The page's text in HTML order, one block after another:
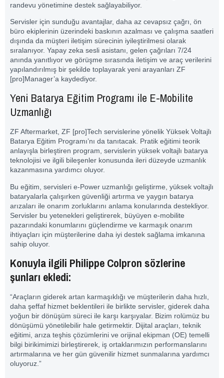
randevu yönetimine destek sağlayabiliyor.
Servisler için sunduğu avantajlar, daha az cevapsız çağrı, ön
büro ekiplerinin üzerindeki baskının azalması ve çalışma saatleri
dışında da müşteri iletişim sürecinin iyileştirilmesi olarak
sıralanıyor. Yapay zeka sesli asistanı, gelen çağrıları 7/24
anında yanıtlıyor ve görüşme sırasında iletişim ve araç verilerini
yapılandırılmış bir şekilde toplayarak yeni arayanları ZF
[pro]Manager’a kaydediyor.
Yeni Batarya Eğitim Programı ile E-Mobilite
Uzmanlığı
ZF Aftermarket, ZF [pro]Tech servislerine yönelik Yüksek Voltajlı
Batarya Eğitim Programı’nı da tanıtacak. Pratik eğitimi teorik
anlayışla birleştiren program, servislerin yüksek voltajlı batarya
teknolojisi ve ilgili bileşenler konusunda ileri düzeyde uzmanlık
kazanmasına yardımcı oluyor.
Bu eğitim, servisleri e-Power uzmanlığı geliştirme, yüksek voltajlı
bataryalarla çalışırken güvenliği artırma ve yaygın batarya
arızaları ile onarım zorluklarını anlama konularında destekliyor.
Servisler bu yetenekleri geliştirerek, büyüyen e-mobilite
pazarındaki konumlarını güçlendirme ve karmaşık onarım
ihtiyaçları için müşterilerine daha iyi destek sağlama imkanına
sahip oluyor.
Konuyla ilgili Philippe Colpron sözlerine
şunları ekledi:
“Araçların giderek artan karmaşıklığı ve müşterilerin daha hızlı,
daha şeffaf hizmet beklentileri ile birlikte servisler, giderek daha
yoğun bir dönüşüm süreci ile karşı karşıyalar. Bizim rolümüz bu
dönüşümü yönetilebilir hale getirmektir. Dijital araçları, teknik
eğitimi, arıza teşhis çözümlerini ve orijinal ekipman (OE) temelli
bilgi birikimimizi birleştirerek, iş ortaklarımızın performanslarını
artırmalarına ve her gün güvenilir hizmet sunmalarına yardımcı
oluyoruz.”